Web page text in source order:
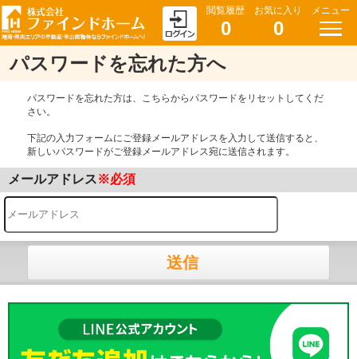
閲覧履歴
0
お気に入り
0
メニュー
パスワードを忘れた方へ
パスワードを忘れた方は、こちらからパスワードをリセットしてくだ
さい。
下記の入力フォームにご登録メールアドレスを入力して送信すると、
新しいパスワードがご登録メールアドレス宛に送信されます。
メールアドレス※必須
送信